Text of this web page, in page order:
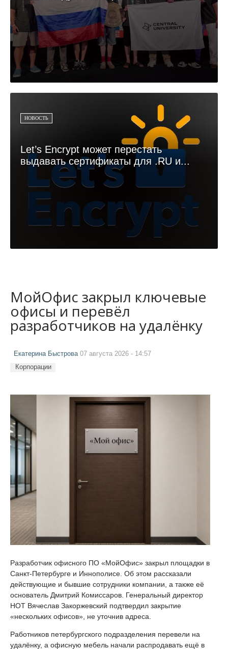
НОВОСТЬ
Let’s Encrypt может перестать
выдавать сертификаты для .RU и...
МойОфис закрыл ключевые
офисы и перевёл
разработчиков на удалёнку
Екатерина Быстрова07 августа 2026 - 14:57
Корпорации
Разработчик офисного ПО «МойОфис» закрыл площадки в
Санкт-Петербурге и Иннополисе. Об этом рассказали
действующие и бывшие сотрудники компании, а также её
основатель Дмитрий Комиссаров. Генеральный директор
НОТ Вячеслав Закоржевский подтвердил закрытие
«нескольких офисов», не уточнив адреса.
Работников петербургского подразделения перевели на
удалёнку, а офисную мебель начали распродавать ещё в